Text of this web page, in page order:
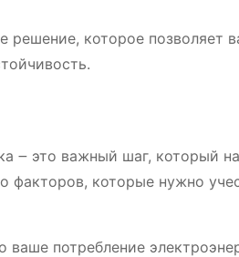
которое позволяет
౼ это важный шаг, который
факторов, которые нужно
потребление